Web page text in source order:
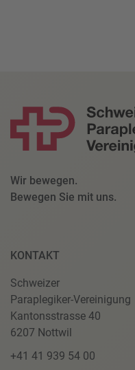
Wir bewegen.
Bewegen Sie mit uns.
KONTAKT
Schweizer
Paraplegiker-Vereinigung
Kantonsstrasse 40
6207 Nottwil
+41 41 939 54 00